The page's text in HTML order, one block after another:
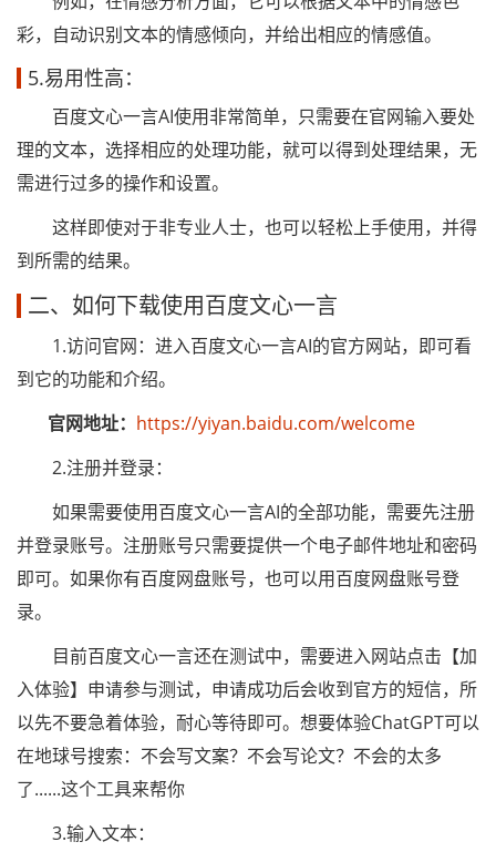
彩，自动识别文本的情感倾向，并给出相应的情感值。
5.易用性高：
百度文心一言AI使用非常简单，只需要在官网输入要处
理的文本，选择相应的处理功能，就可以得到处理结果，无
需进行过多的操作和设置。
这样即使对于非专业人士，也可以轻松上手使用，并得
到所需的结果。
二、如何下载使用百度文心一言
1.访问官网：进入百度文心一言AI的官方网站，即可看
到它的功能和介绍。
官网地址： https://yiyan.baidu.com/welcome
2.注册并登录：
如果需要使用百度文心一言AI的全部功能，需要先注册
并登录账号。注册账号只需要提供一个电子邮件地址和密码
即可。如果你有百度网盘账号，也可以用百度网盘账号登
录。
目前百度文心一言还在测试中，需要进入网站点击【加
入体验】申请参与测试，申请成功后会收到官方的短信，所
以先不要急着体验，耐心等待即可。想要体验ChatGPT可以
在地球号搜索：不会写文案？不会写论文？不会的太多
了......这个工具来帮你
3.输入文本：